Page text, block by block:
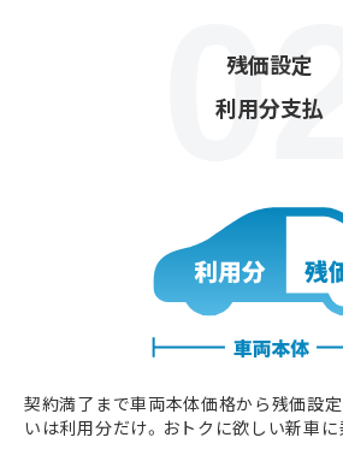
残価設定
利用分支払
契約満了まで車両本体価格から残価設
いは利用分だけ。おトクに欲しい新車に